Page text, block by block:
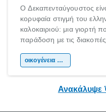
Ο Δεκαπενταύγουστος
κορυφαία στιγμή του
καλοκαιριού: μια γιορτή
παράδοση με τις διακοπές
χώρας. Είτε πρόκειται για
οικογένεια & παιδί
Ανακάλυψε